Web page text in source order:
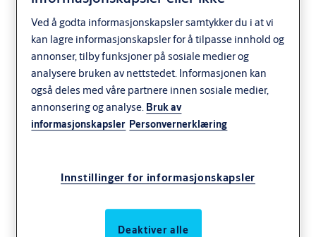
Vi er opptatt av hele tiden å evaluere og
minimere de økologiske virkningene av våre
produkter og service. Gjennom
miljødeklarasjon (EPD) presenterer og
kommuniserer vi resultatene av
produktenes ytelse innen bærekraft.
merking av produkter over hele verden, noe
og forstå produktenes miljøpåvirkninger.
Ved å godta informasjonskapsler samtykker du i at vi
kan lagre informasjonskapsler for å tilpasse innhold og
annonser, tilby funksjoner på sosiale medier og
analysere bruken av nettstedet. Informasjonen kan
også deles med våre partnere innen sosiale medier,
annonsering og analyse. Bruk av
informasjonskapsler Personvernerklæring
Innstillinger for informasjonskapsler
Deaktiver alle